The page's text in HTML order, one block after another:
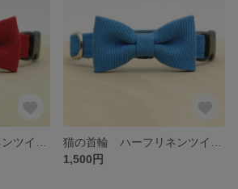
1,500円